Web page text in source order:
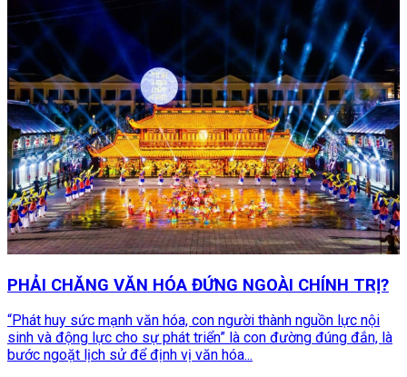
PHẢI CHĂNG VĂN HÓA ĐỨNG NGOÀI CHÍNH TRỊ?
“Phát huy sức mạnh văn hóa, con người thành nguồn lực nội
sinh và động lực cho sự phát triển” là con đường đúng đắn, là
bước ngoặt lịch sử để định vị văn hóa...